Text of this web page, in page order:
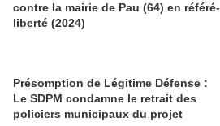
contre la mairie de Pau (64) en référé-
liberté (2024)
Présomption de Légitime Défense :
Le SDPM condamne le retrait des
policiers municipaux du projet